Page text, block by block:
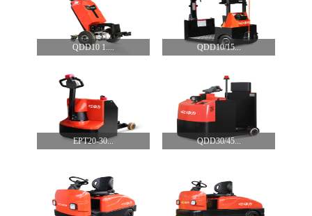
QDD10 1.... QDD10/15...
EPT20-30... QDD30/45...